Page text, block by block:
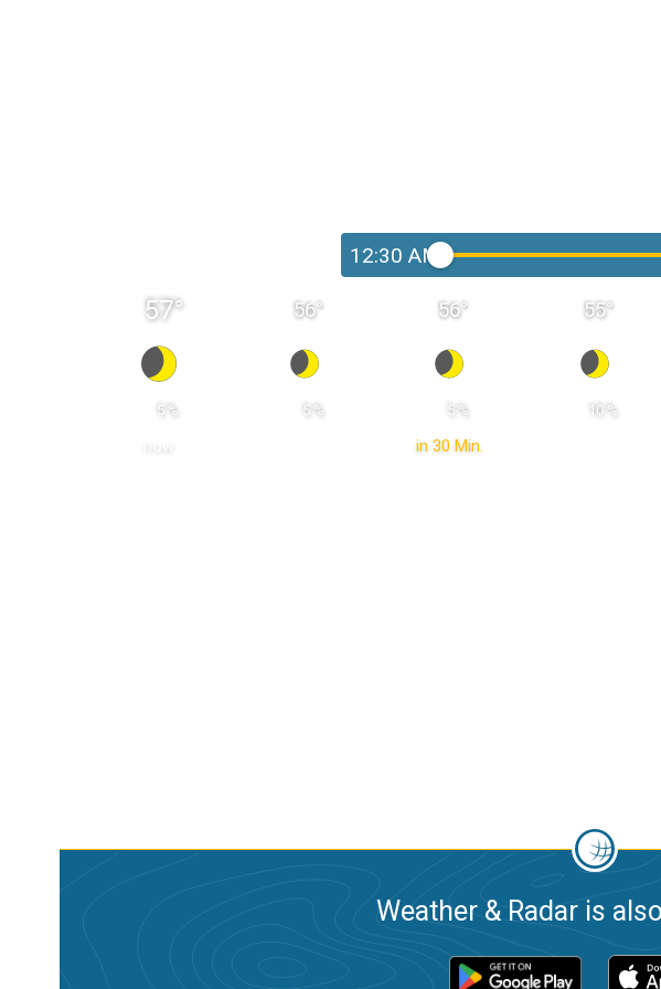
12:30 AM
57°
5 %
56°
5 %
in 30 Min.
56°
5 %
55°
10 %
Weather & Radar is